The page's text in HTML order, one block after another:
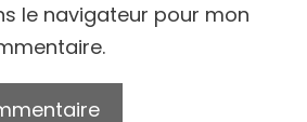
le navigateur pour mon